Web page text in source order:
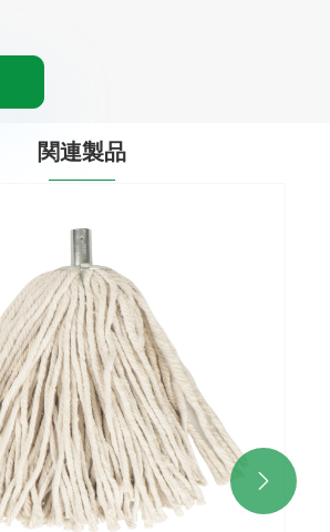
関連製品
コットンダストモップの詰め
>>
